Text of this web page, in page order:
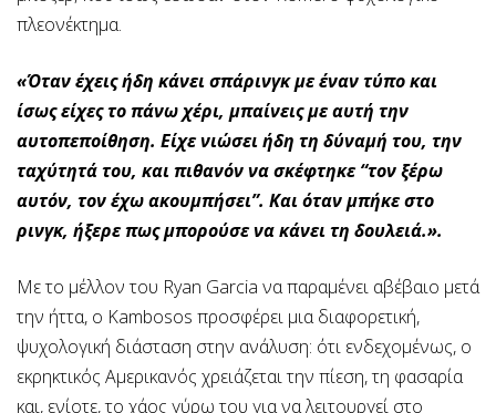
πλεονέκτημα.
«Όταν έχεις ήδη κάνει σπάρινγκ με έναν τύπο και
ίσως είχες το πάνω χέρι, μπαίνεις με αυτή την
αυτοπεποίθηση. Είχε νιώσει ήδη τη δύναμή του, την
ταχύτητά του, και πιθανόν να σκέφτηκε “τον ξέρω
αυτόν, τον έχω ακουμπήσει”. Και όταν μπήκε στο
ρινγκ, ήξερε πως μπορούσε να κάνει τη δουλειά.».
Με το μέλλον του Ryan Garcia να παραμένει αβέβαιο μετά
την ήττα, ο Kambosos προσφέρει μια διαφορετική,
ψυχολογική διάσταση στην ανάλυση: ότι ενδεχομένως, ο
εκρηκτικός Αμερικανός χρειάζεται την πίεση, τη φασαρία
και, ενίοτε, το χάος γύρω του για να λειτουργεί στο